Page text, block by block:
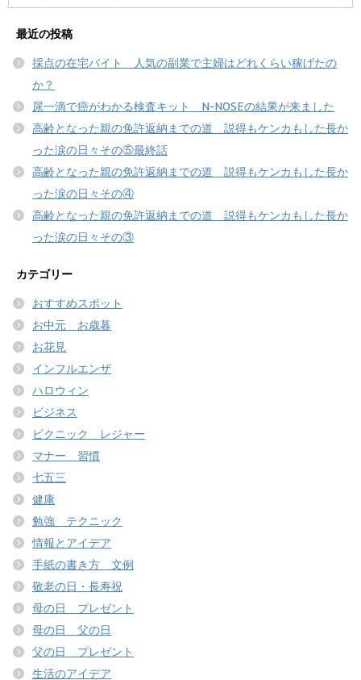
最近の投稿
採点の在宅バイト 人気の副業で主婦はどれくらい稼げたの
か？
尿一滴で癌がわかる検査キット N-NOSEの結果が来ました
高齢となった親の免許返納までの道 説得もケンカもした長か
った涙の日々その⑤最終話
高齢となった親の免許返納までの道 説得もケンカもした長か
った涙の日々その④
高齢となった親の免許返納までの道 説得もケンカもした長か
った涙の日々その③
カテゴリー
おすすめスポット
お中元 お歳暮
お花見
インフルエンザ
ハロウィン
ビジネス
ピクニック レジャー
マナー 習慣
七五三
健康
勉強 テクニック
情報とアイデア
手紙の書き方 文例
敬老の日・長寿祝
母の日 プレゼント
母の日 父の日
父の日 プレゼント
生活のアイデア